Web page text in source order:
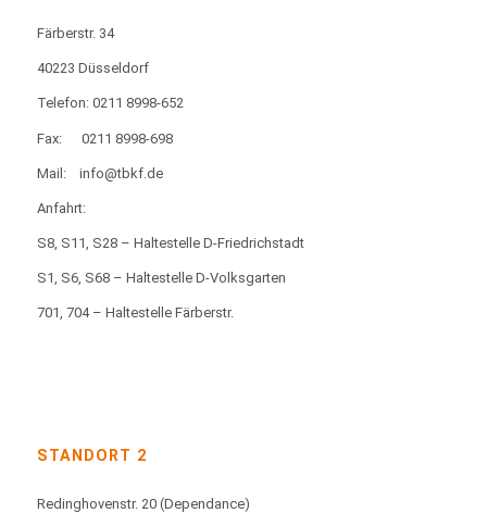
Färberstr. 34
40223 Düsseldorf
Telefon: 0211 8998-652
Fax: 0211 8998-698
Mail: info@tbkf.de
Anfahrt:
S8, S11, S28 – Haltestelle D-Friedrichstadt
S1, S6, S68 – Haltestelle D-Volksgarten
701, 704 – Haltestelle Färberstr.
STANDORT 2
Redinghovenstr. 20 (Dependance)